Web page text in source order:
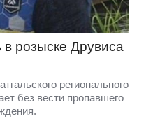
розыске Друвиса
регионального
без вести пропавшего